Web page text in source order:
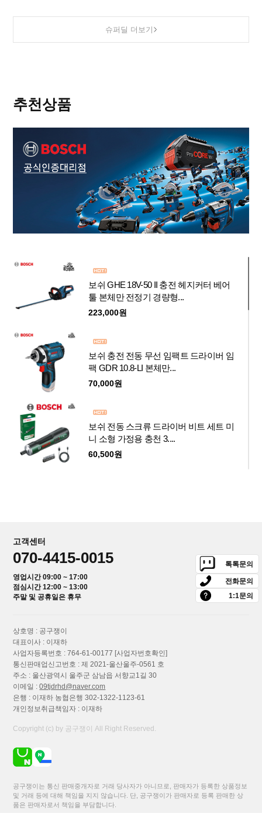
슈퍼딜 더보기
추천상품
보쉬 GHE 18V-50 II 충전 헤지커터 베어
툴 본체만 전정기 경량형...
223,000원
보쉬 충전 전동 무선 임팩트 드라이버 임
팩 GDR 10.8-LI 본체만...
70,000원
보쉬 전동 스크류 드라이버 비트 세트 미
니 소형 가정용 충천 3....
60,500원
보쉬 Fontus 18V 충전 세척기 본체 20bar
충전 낙엽 송풍기 블...
106,800원
보쉬 KEO 18V 충전 정원용톱 컷소 가지
터 본체만 양날 전정기...
110,300원
고객센터
070-4415-0015
영업시간 09:00 ~ 17:00
점심시간 12:00 ~ 13:00
주말 및 공휴일은 휴무
톡톡문의
전화문의
1:1문의
상호명 : 공구쟁이
대표이사 : 이재하
사업자등록번호 : 764-61-00177 [사업자번호확인]
통신판매업신고번호 : 제 2021-울산울주-0561 호
주소 : 울산광역시 울주군 삼남읍 서향교1길 30
이메일 :09tjdrhd@naver.com
은행 : 이재하 농협은행 302-1322-1123-61
개인정보취급책임자 : 이재하
Copyright (c) by 공구쟁이 All Right Reserved.
공구쟁이는 통신 판매중개자로 거래 당사자가 아니므로, 판매자가 등록한 상품정보
및 거래 등에 대해 책임을 지지 않습니다. 단, 공구쟁이가 판매자로 등록 판매한 상
품은 판매자로서 책임을 부담합니다.